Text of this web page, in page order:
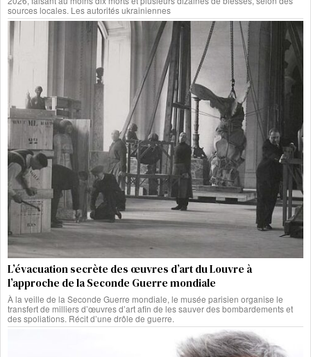
sources locales. Les autorités ukrainiennes
L’évacuation secrète des œuvres d’art du Louvre à
l’approche de la Seconde Guerre mondiale
À la veille de la Seconde Guerre mondiale, le musée parisien organise le
transfert de milliers d’œuvres d’art afin de les sauver des bombardements et
des spoliations. Récit d’une drôle de guerre.